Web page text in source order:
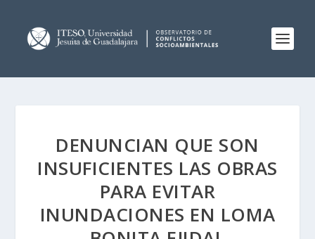
DENUNCIAN QUE SON
INSUFICIENTES LAS OBRAS
PARA EVITAR
INUNDACIONES EN LOMA